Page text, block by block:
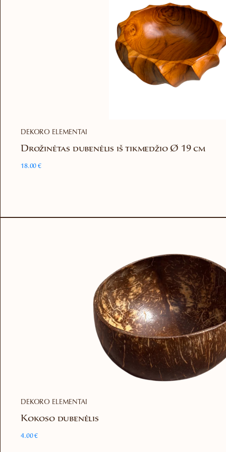
DEKORO ELEMENTAI
Drožinėtas dubenėlis iš tikmedžio Ø 19 cm
18.00€
DEKORO ELEMENTAI
Kokoso dubenėlis
4.00€